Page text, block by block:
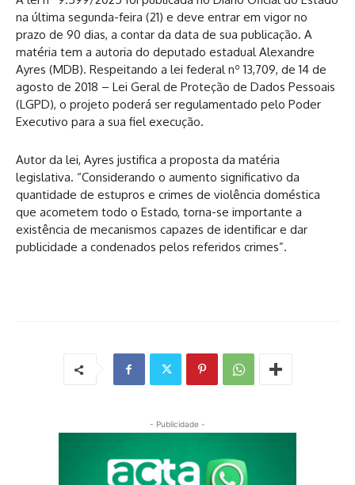
na última segunda-feira (21) e deve entrar em vigor no
prazo de 90 dias, a contar da data de sua publicação. A
matéria tem a autoria do deputado estadual Alexandre
Ayres (MDB). Respeitando a lei federal nº 13,709, de 14 de
agosto de 2018 – Lei Geral de Proteção de Dados Pessoais
(LGPD), o projeto poderá ser regulamentado pelo Poder
Executivo para a sua fiel execução.
Autor da lei, Ayres justifica a proposta da matéria
legislativa. “Considerando o aumento significativo da
quantidade de estupros e crimes de violência doméstica
que acometem todo o Estado, torna-se importante a
existência de mecanismos capazes de identificar e dar
publicidade a condenados pelos referidos crimes”.
- Publicidade -